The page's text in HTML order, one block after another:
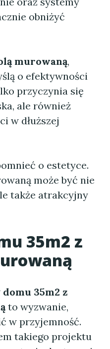
obniżyć
murowaną,
o efektywności
przyczynia się
ale również
w dłuższej
o estetyce.
może być nie
także atrakcyjny
35m2 z
domu 35m2 z
to wyzwanie,
w przyjemność.
takiego projektu